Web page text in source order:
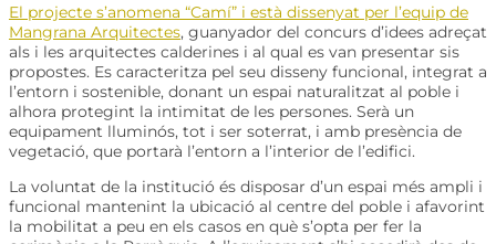
El projecte s’anomena “Camí” i està dissenyat per l’equip de
Mangrana Arquitectes, guanyador del concurs d’idees adreçat
als i les arquitectes calderines i al qual es van presentar sis
propostes. Es caracteritza pel seu disseny funcional, integrat a
l’entorn i sostenible, donant un espai naturalitzat al poble i
alhora protegint la intimitat de les persones. Serà un
equipament lluminós, tot i ser soterrat, i amb presència de
vegetació, que portarà l’entorn a l’interior de l’edifici.
La voluntat de la institució és disposar d’un espai més ampli i
funcional mantenint la ubicació al centre del poble i afavorint
la mobilitat a peu en els casos en què s’opta per fer la